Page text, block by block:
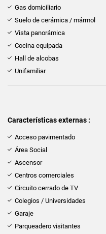
Gas domiciliario
Suelo de cerámica / mármol
Vista panorámica
Cocina equipada
Hall de alcobas
Unifamiliar
Características externas :
Acceso pavimentado
Área Social
Ascensor
Centros comerciales
Circuito cerrado de TV
Colegios / Universidades
Garaje
Parqueadero visitantes